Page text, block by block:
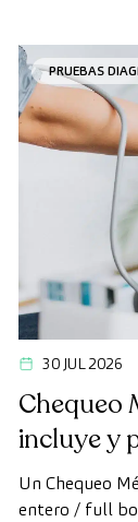
PRUEBAS
30 JUL 2026
Chequeo
incluye y
avanzada
Un Chequeo
entero / full